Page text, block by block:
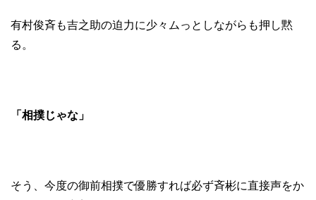
有村俊斉も吉之助の迫力に少々ムっとしながらも押し黙
る。
「相撲じゃな」
そう、今度の御前相撲で優勝すれば必ず斉彬に直接声をか